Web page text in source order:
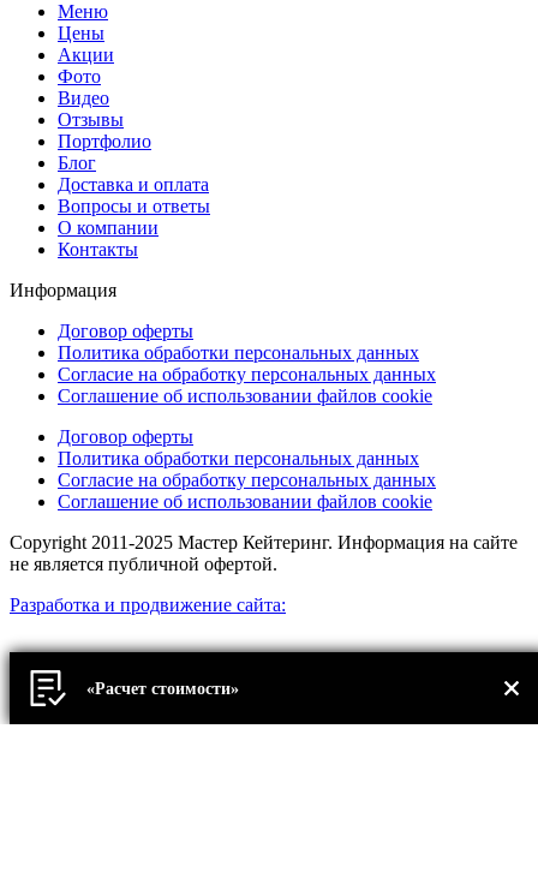
Меню
Цены
Акции
Фото
Видео
Отзывы
Портфолио
Блог
Доставка и оплата
Вопросы и ответы
О компании
Контакты
Информация
Договор оферты
Политика обработки персональных данных
Согласие на обработку персональных данных
Соглашение об использовании файлов cookie
Договор оферты
Политика обработки персональных данных
Согласие на обработку персональных данных
Соглашение об использовании файлов cookie
Copyright 2011-2025 Мастер Кейтеринг. Информация на сайте
не является публичной офертой.
Разработка и продвижение сайта:
«Расчет стоимости»